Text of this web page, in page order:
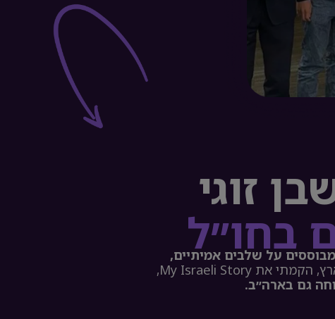
זוגי
בחו״ל
על שלבים אמיתיים,
מעל 150 שיטות עבודה שמתחברים לעסק אחד. כשהחזרתי את זה לארץ, הקמתי את My Israeli Story,
גם בארה״ב.